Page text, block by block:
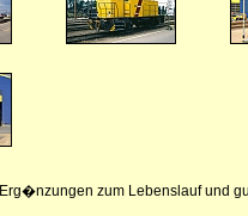
Erg�nzungen zum Lebenslauf und